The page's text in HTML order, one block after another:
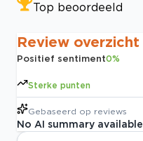
Top beoordeeld
Review overzicht
Positief sentiment0%
Sterke punten
Gebaseerd op reviews
No AI summary available